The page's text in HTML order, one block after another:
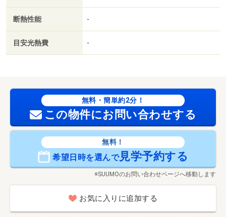
断熱性能 -
目安光熱費 -
無料・簡単約2分！
この物件にお問い合わせする
無料！
希望日時を選んで見学予約する
※SUUMOのお問い合わせページへ移動します
お気に入りに追加する